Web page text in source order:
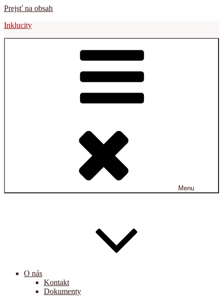
Prejsť na obsah
Inklucity
Menu
O nás
Kontakt
Dokumenty